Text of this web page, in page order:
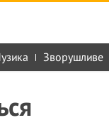
Зворушливе